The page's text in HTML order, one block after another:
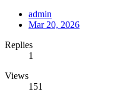
admin
Mar 20, 2026
Replies
1
Views
151